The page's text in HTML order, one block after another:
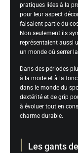
pratiques liées à la
pour leur aspect
faisaient partie du
Non seulement ils
représentaient aussi
un monde où serrer
Dans des périodes
à la mode et à la
dans le monde du
dextérité et de grip
à évoluer tout en
charme durable.
Les gants